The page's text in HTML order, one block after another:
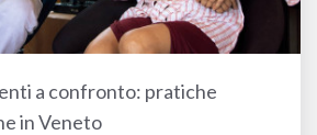
a confronto: pratiche
in Veneto